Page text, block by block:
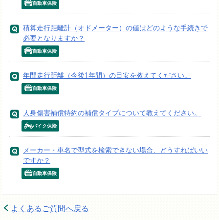
自動車保険
積算走行距離計（オドメーター）の値はどのような手続きで
必要となりますか？
自動車保険
年間走行距離（今後1年間）の目安を教えてください。
自動車保険
人身傷害補償特約の補償タイプについて教えてください。
バイク保険
メーカー・車名で型式を検索できない場合、どうすればいい
ですか？
自動車保険
よくあるご質問へ戻る